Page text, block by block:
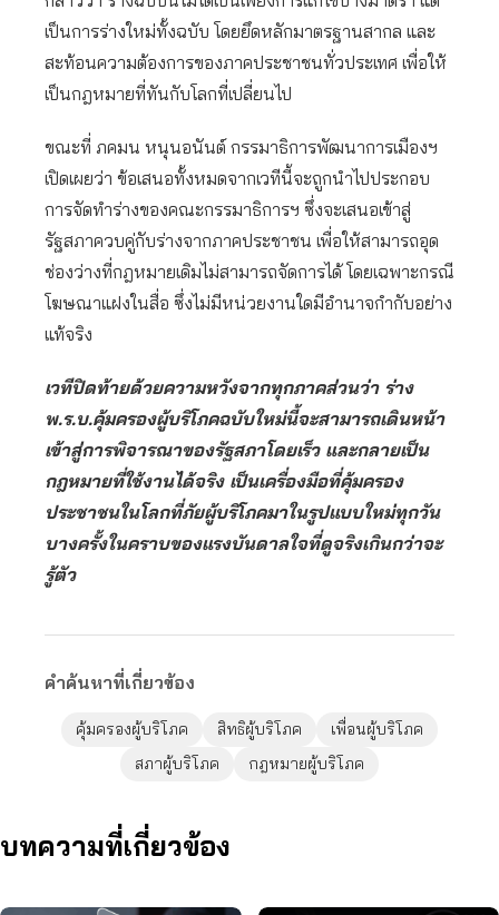
เป็นการร่างใหม่ทั้งฉบับ โดยยึดหลักมาตรฐานสากล และ
สะท้อนความต้องการของภาคประชาชนทั่วประเทศ เพื่อให้
เป็นกฎหมายที่ทันกับโลกที่เปลี่ยนไป
ขณะที่ ภคมน หนุนอนันต์ กรรมาธิการพัฒนาการเมืองฯ
เปิดเผยว่า ข้อเสนอทั้งหมดจากเวทีนี้จะถูกนำไปประกอบ
การจัดทำร่างของคณะกรรมาธิการฯ ซึ่งจะเสนอเข้าสู่
รัฐสภาควบคู่กับร่างจากภาคประชาชน เพื่อให้สามารถอุด
ช่องว่างที่กฎหมายเดิมไม่สามารถจัดการได้ โดยเฉพาะกรณี
โฆษณาแฝงในสื่อ ซึ่งไม่มีหน่วยงานใดมีอำนาจกำกับอย่าง
แท้จริง
เวทีปิดท้ายด้วยความหวังจากทุกภาคส่วนว่า ร่าง
พ.ร.บ.คุ้มครองผู้บริโภคฉบับใหม่นี้จะสามารถเดินหน้า
เข้าสู่การพิจารณาของรัฐสภาโดยเร็ว และกลายเป็น
กฎหมายที่ใช้งานได้จริง เป็นเครื่องมือที่คุ้มครอง
ประชาชนในโลกที่ภัยผู้บริโภคมาในรูปแบบใหม่ทุกวัน
บางครั้งในคราบของแรงบันดาลใจที่ดูจริงเกินกว่าจะ
รู้ตัว
คำค้นหาที่เกี่ยวข้อง
คุ้มครองผู้บริโภค สิทธิผู้บริโภค
เพื่อนผู้บริโภค
สภาผู้บริโภค
กฎหมายผู้บริโภค
บทความที่เกี่ยวข้อง